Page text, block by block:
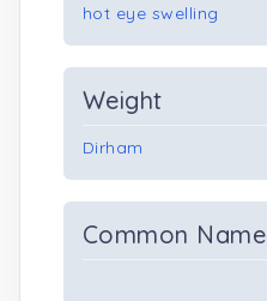
hot eye swelling
Weight
Dirham
Common Name